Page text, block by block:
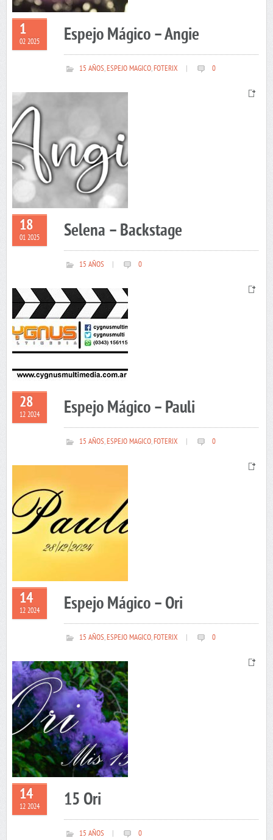
1
02 2025 Espejo Mágico – Angie
15 AÑOS,ESPEJO MAGICO,FOTERIX 0
18
01 2025 Selena – Backstage
15 AÑOS 0
28
12 2024 Espejo Mágico – Pauli
15 AÑOS,ESPEJO MAGICO,FOTERIX 0
14
12 2024 Espejo Mágico – Ori
15 AÑOS,ESPEJO MAGICO,FOTERIX 0
14
12 2024 15 Ori
15 AÑOS 0